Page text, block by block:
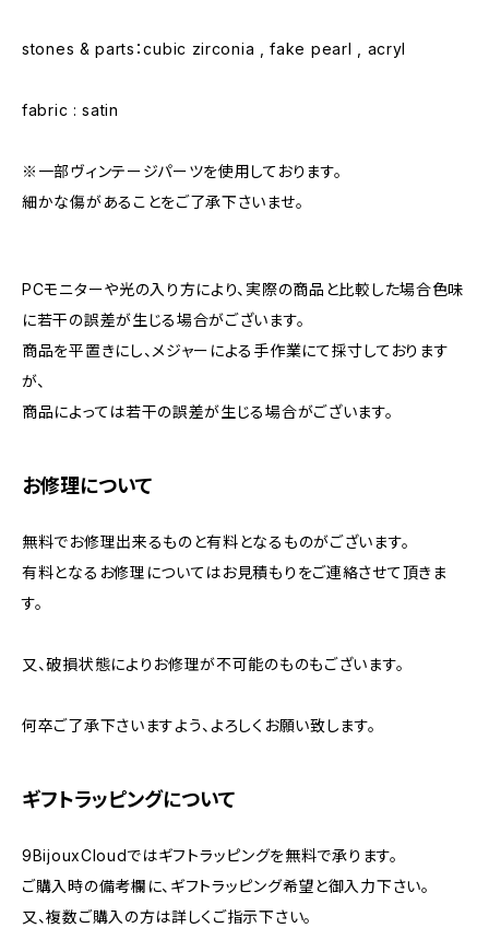
stones & parts：cubic zirconia , fake pearl , acryl
fabric : satin
※一部ヴィンテージパーツを使用しております。
細かな傷があることをご了承下さいませ。
PCモニターや光の入り方により、実際の商品と比較した場合色味
に若干の誤差が生じる場合がございます。
商品を平置きにし、メジャーによる手作業にて採寸しております
が、
商品によっては若干の誤差が生じる場合がございます。
お修理について
無料でお修理出来るものと有料となるものがございます。
有料となるお修理についてはお見積もりをご連絡させて頂きま
す。
又、破損状態によりお修理が不可能のものもございます。
何卒ご了承下さいますよう、よろしくお願い致します。
ギフトラッピングについて
9BijouxCloudではギフトラッピングを無料で承ります。
ご購入時の備考欄に、ギフトラッピング希望と御入力下さい。
又、複数ご購入の方は詳しくご指示下さい。